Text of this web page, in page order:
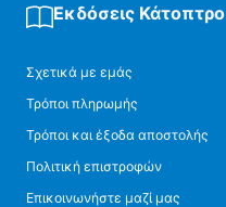
Εκδόσεις Κάτοπτρο
Σχετικά με εμάς
Τρόποι πληρωμής
Τρόποι και έξοδα αποστολής
Πολιτική επιστροφών
Επικοινωνήστε μαζί μας